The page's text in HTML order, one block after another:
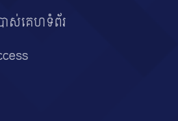
ាស់គេហទំព័រ